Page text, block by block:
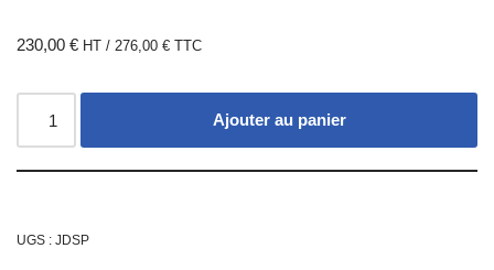
230,00 € HT / 276,00 € TTC
Ajouter au panier
UGS : JDSP